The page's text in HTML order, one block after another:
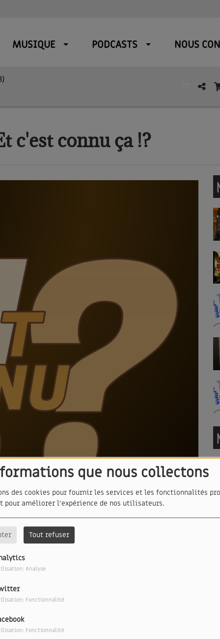
que nous collectons
des cookies pour fournir les services et les fonctionnalités
pour améliorer l'expérience de nos utilisateurs.
Tout refuser
Analyse
Fonctionnalité
Fonctionnalité
MUSIQUE PODCASTS NOUS
c'est connu ça !?
par Anne Silla ?", c'est la question que posera
d'Et c'est connu ça ?!